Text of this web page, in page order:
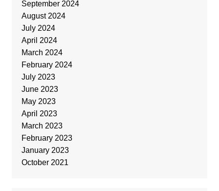
September 2024
August 2024
July 2024
April 2024
March 2024
February 2024
July 2023
June 2023
May 2023
April 2023
March 2023
February 2023
January 2023
October 2021